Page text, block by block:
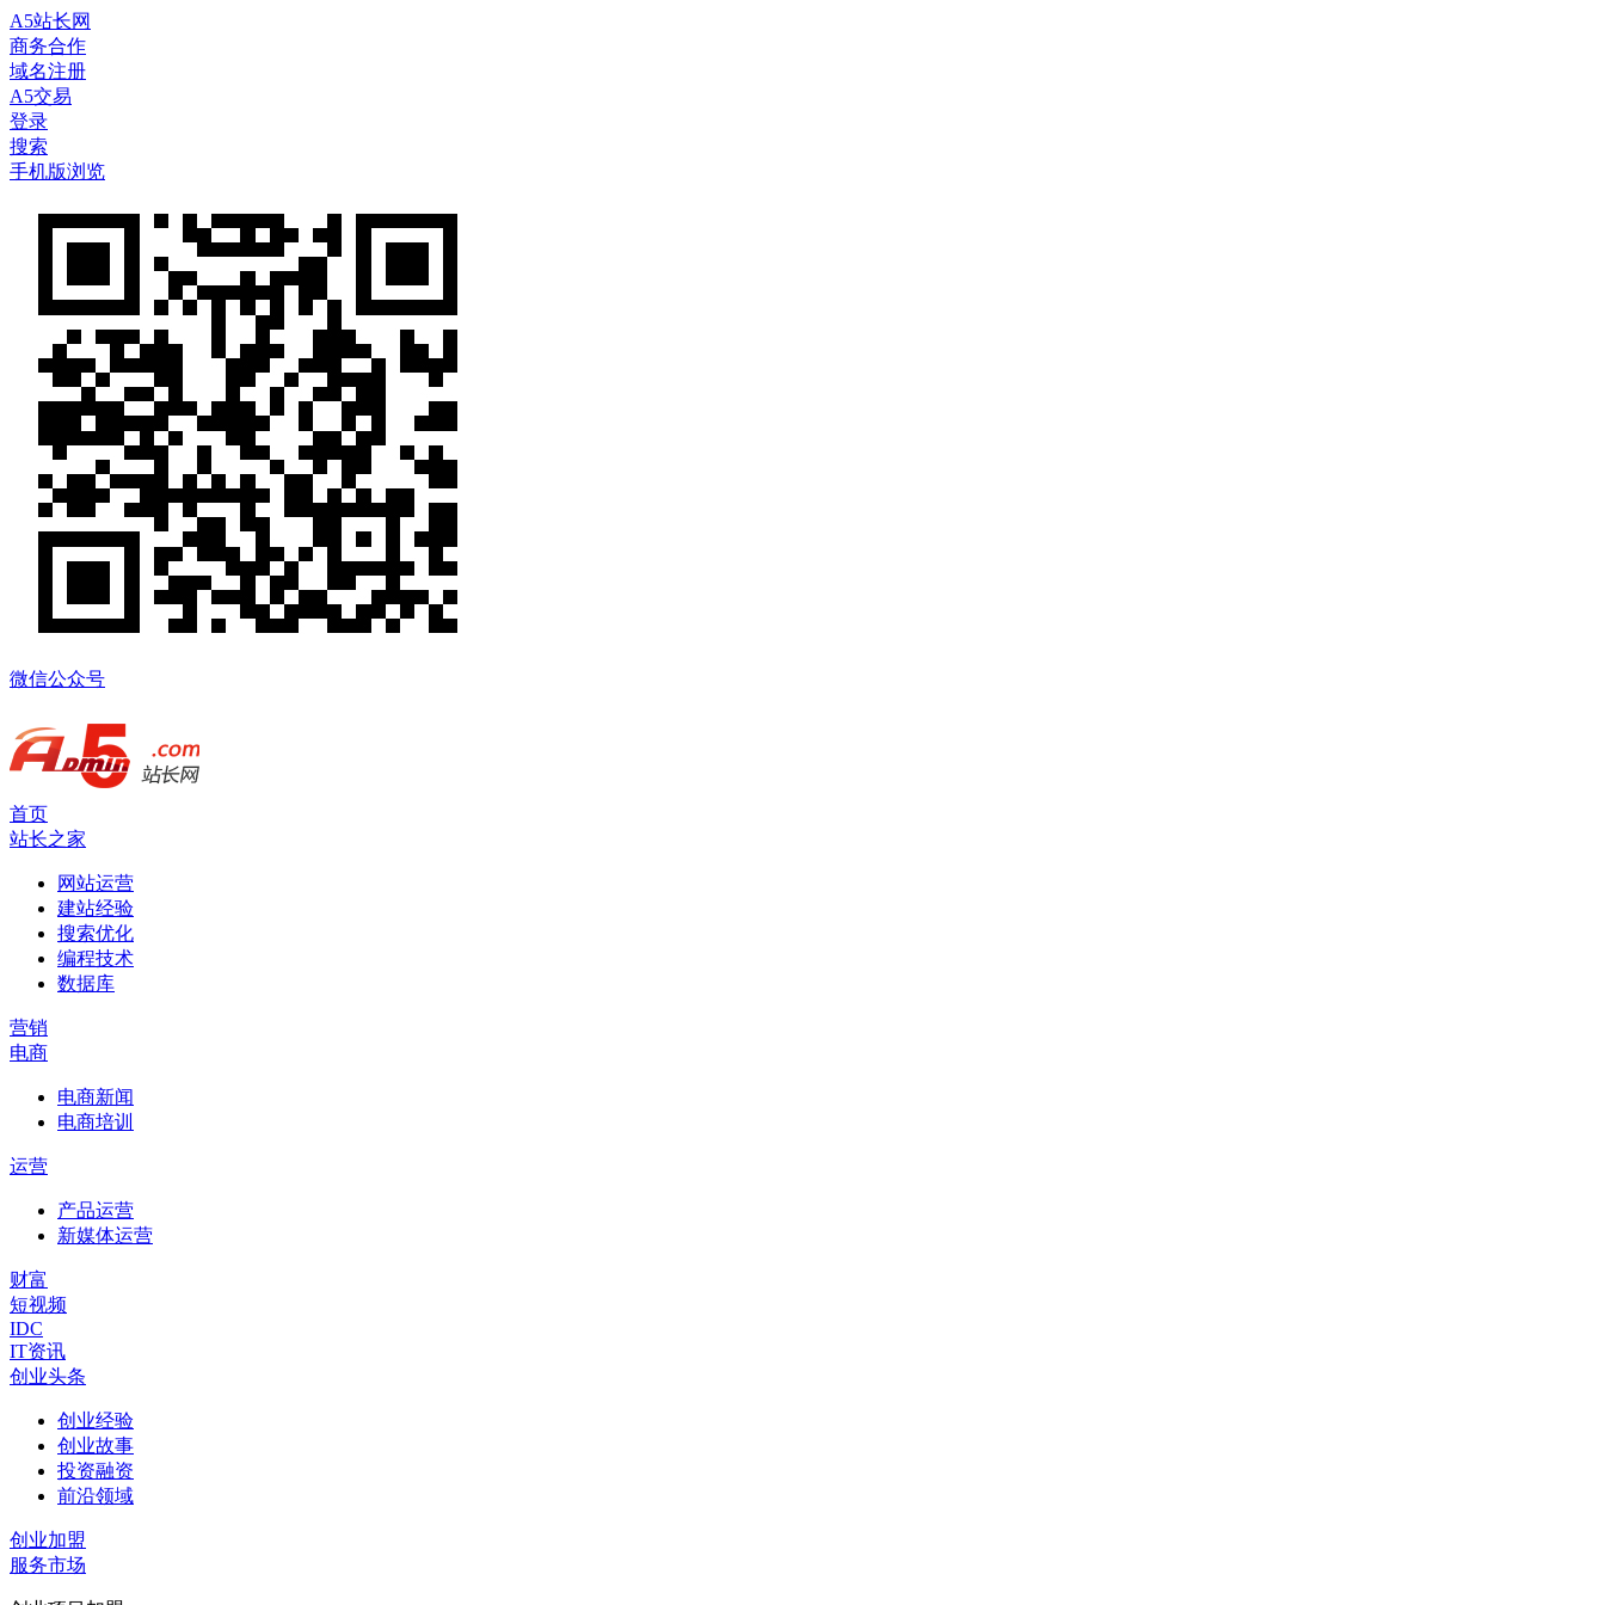
A5站长网
商务合作
域名注册
A5交易
登录
搜索
手机版浏览
微信公众号
首页
站长之家
网站运营
建站经验
搜索优化
编程技术
数据库
营销
电商
电商新闻
电商培训
运营
产品运营
新媒体运营
财富
短视频
IDC
IT资讯
创业头条
创业经验
创业故事
投资融资
前沿领域
创业加盟
服务市场